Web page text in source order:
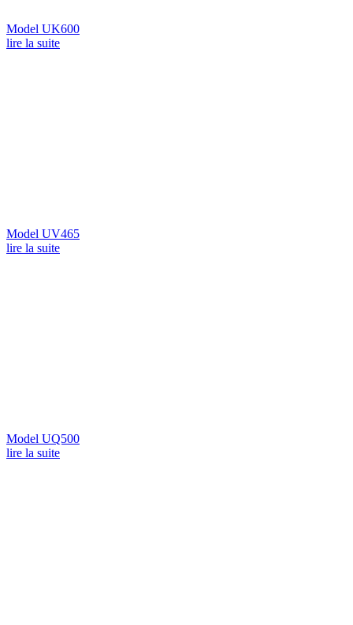
Model UK600
lire la suite
Model UV465
lire la suite
Model UQ500
lire la suite